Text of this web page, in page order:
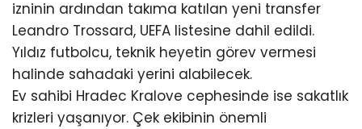
izninin ardından takıma katılan yeni transfer
Leandro Trossard, UEFA listesine dahil edildi.
Yıldız futbolcu, teknik heyetin görev vermesi
halinde sahadaki yerini alabilecek.
Ev sahibi Hradec Kralove cephesinde ise sakatlık
krizleri yaşanıyor. Çek ekibinin önemli